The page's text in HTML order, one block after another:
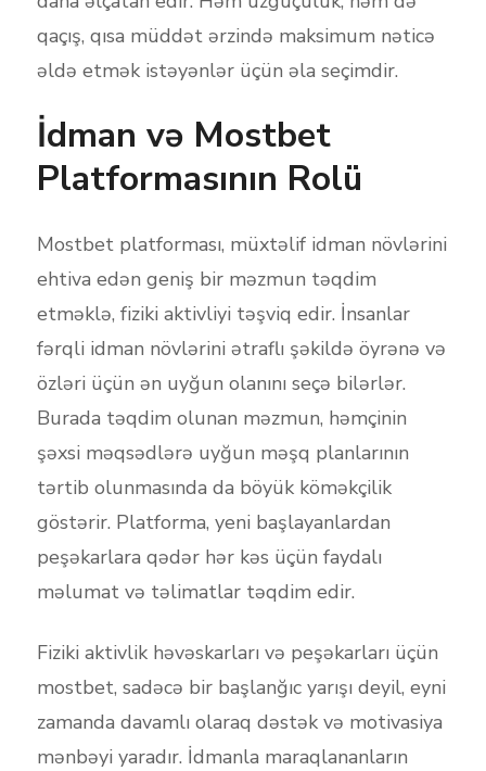
qaçış, qısa müddət ərzində maksimum nəticə
əldə etmək istəyənlər üçün əla seçimdir.
İdman və Mostbet
Platformasının Rolü
Mostbet platforması, müxtəlif idman növlərini
ehtiva edən geniş bir məzmun təqdim
etməklə, fiziki aktivliyi təşviq edir. İnsanlar
fərqli idman növlərini ətraflı şəkildə öyrənə və
özləri üçün ən uyğun olanını seçə bilərlər.
Burada təqdim olunan məzmun, həmçinin
şəxsi məqsədlərə uyğun məşq planlarının
tərtib olunmasında da böyük köməkçilik
göstərir. Platforma, yeni başlayanlardan
peşəkarlara qədər hər kəs üçün faydalı
məlumat və təlimatlar təqdim edir.
Fiziki aktivlik həvəskarları və peşəkarları üçün
mostbet, sadəcə bir başlanğıc yarışı deyil, eyni
zamanda davamlı olaraq dəstək və motivasiya
mənbəyi yaradır. İdmanla maraqlananların